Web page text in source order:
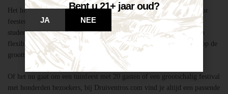
Het huren van een biertap in locatie Breda is niet alleen geschikt voor
feesten thuis, maar ook voor bedrijfsevenementen, buurtfeesten,
studentenfeestjes en verenigingsactiviteiten. Dankzij de mobiliteit en
flexibiliteit van onze tapinstallaties kunnen we moeiteloos inspelen op de
grootte en aard van elk evenement.
Of het nu gaat om een tuinfeest met 20 gasten of een grootschalig festival
met honderden bezoekers, bij Druiventros.com vind je altijd een passende
Bent u 21+ jaar oud?
JA NEE